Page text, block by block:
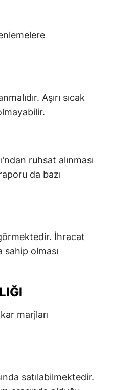
Aşırı sıcak
ruhsat alınması
da bazı
İhracat
sahip olması
marjları
satılabilmektedir.